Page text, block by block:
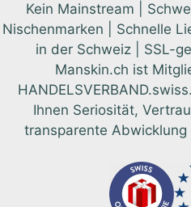
Kein Mainstream |
Nischenmarken | Schnelle
in der Schweiz | SSL-
Manskin.ch ist
Ihnen Seriosität,
transparente Abwicklung